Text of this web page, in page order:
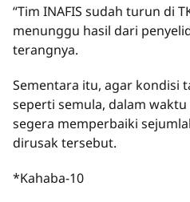
“Tim INAFIS sudah turun di
menunggu hasil dari
terangnya.
Sementara itu, agar kondisi
seperti semula, dalam
segera memperbaiki
dirusak tersebut.
*Kahaba-10